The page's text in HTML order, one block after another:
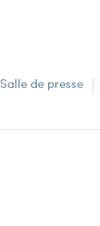
Salle de presse